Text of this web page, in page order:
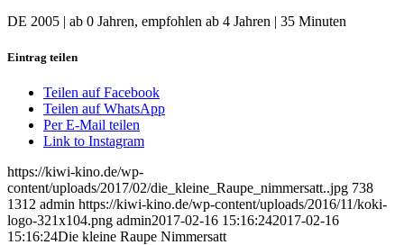
DE 2005 | ab 0 Jahren, empfohlen ab 4 Jahren | 35 Minuten
Eintrag teilen
Teilen auf Facebook
Teilen auf WhatsApp
Per E-Mail teilen
Link to Instagram
https://kiwi-kino.de/wp-
content/uploads/2017/02/die_kleine_Raupe_nimmersatt..jpg 738
1312 admin https://kiwi-kino.de/wp-content/uploads/2016/11/koki-
logo-321x104.png admin2017-02-16 15:16:242017-02-16
15:16:24Die kleine Raupe Nimmersatt